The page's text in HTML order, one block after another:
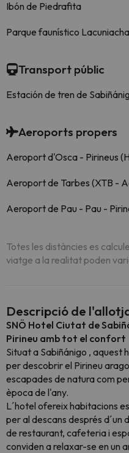
Ibón de Piedrafita
Parque faunístico Lacuniacha
Transport públic
Estación de tren de
Aeroports propers
Aeroport d'Osca - Pirineus
Aeroport de Tarbes (XTB -
Aeroport de Pau - Pau -
Totes les distàncies es
viatge a la realitat poden
Descripció de
SNÖ Hotel Ciutat de
Pirineu amb tot el confort
Situat a Sabiñánigo , aquest
per descobrir el Pirineu
escapades de natura com
època de l'any.
L´hotel ofereix habitacions
per al descans després d´un
de restaurant, cafeteria i
conviden a relaxar-se en un